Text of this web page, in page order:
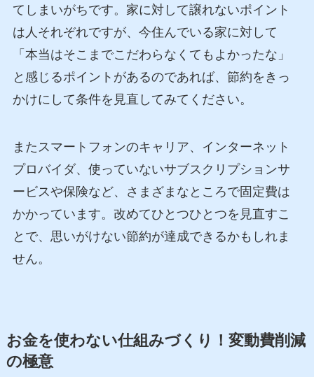
てしまいがちです。家に対して譲れないポイント
は人それぞれですが、今住んでいる家に対して
「本当はそこまでこだわらなくてもよかったな」
と感じるポイントがあるのであれば、節約をきっ
かけにして条件を見直してみてください。
またスマートフォンのキャリア、インターネット
プロバイダ、使っていないサブスクリプションサ
ービスや保険など、さまざまなところで固定費は
かかっています。改めてひとつひとつを見直すこ
とで、思いがけない節約が達成できるかもしれま
せん。
お金を使わない仕組みづくり！変動費削減
の極意